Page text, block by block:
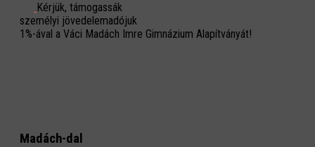
Kérjük, támogassák
személyi jövedelemadójuk
1%-ával a Váci Madách Imre Gimnázium Alapítványát!
Madách-dal